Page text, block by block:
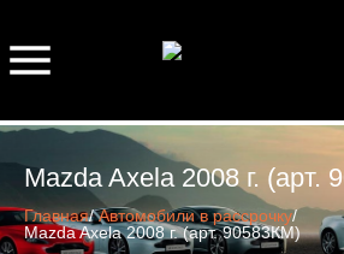
Mazda Axela 2008 г. (арт.
Главная/Автомобили в рассрочку/
Mazda Axela 2008 г. (арт. 90583КМ)